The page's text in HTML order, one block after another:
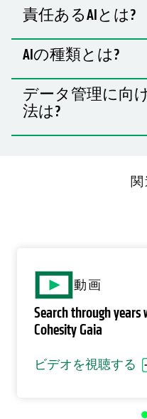
責任あるAIとは?
AIの種類とは?
データ管理に向
法は?
動画
Search through
Cohesity Gaia
ビデオを視聴する